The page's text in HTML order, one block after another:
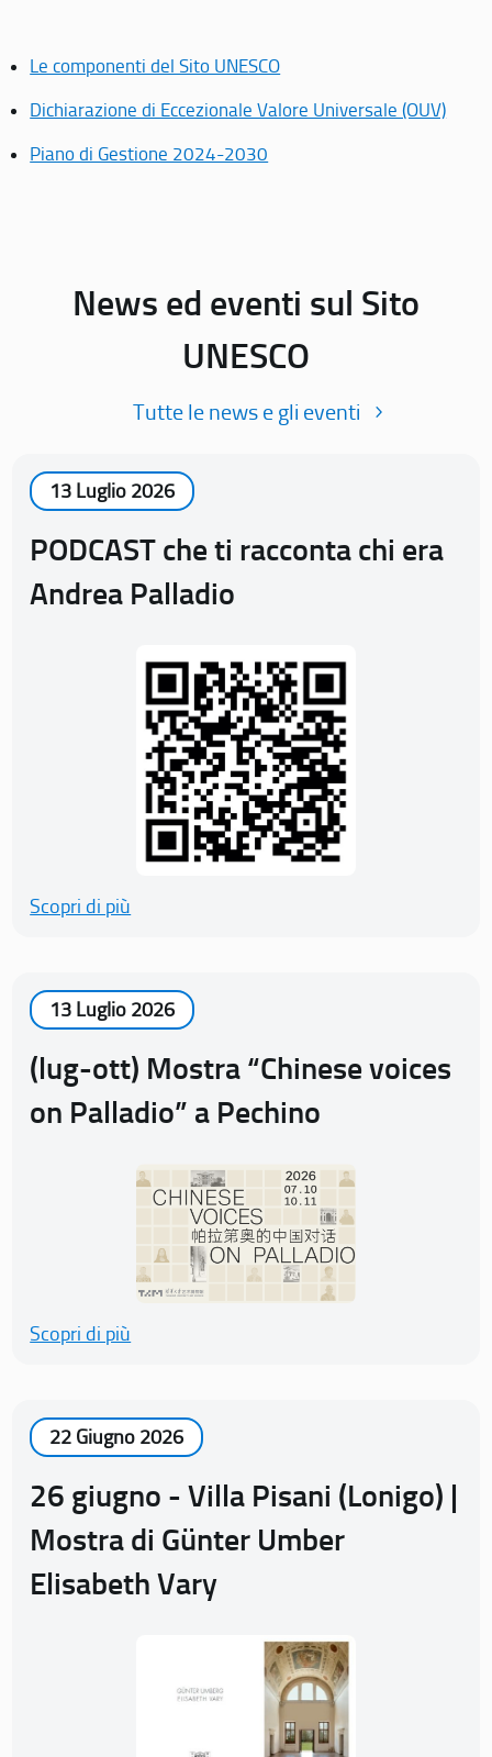
Le componenti del Sito UNESCO
Dichiarazione di Eccezionale Valore Universale (OUV)
Piano di Gestione 2024-2030
News ed eventi sul Sito
UNESCO
Tutte le news e gli eventi
13 Luglio 2026
PODCAST che ti racconta chi era
Andrea Palladio
Scopri di più
13 Luglio 2026
(lug-ott) Mostra “Chinese voices
on Palladio” a Pechino
Scopri di più
22 Giugno 2026
26 giugno - Villa Pisani (Lonigo) |
Mostra di Günter Umber
Elisabeth Vary